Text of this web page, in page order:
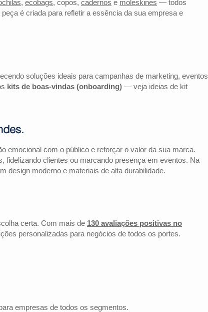
, ecobags, copos, cadernos e moleskines — todos
é criada para refletir a essência da sua empresa e
soluções ideais para campanhas de marketing, eventos
kits de boas-vindas (onboarding) — veja ideias de kit
emocional com o público e reforçar o valor da sua marca.
clientes ou marcando presença em eventos. Na
design moderno e materiais de alta durabilidade.
certa. Com mais de 130 avaliações positivas no
personalizadas para negócios de todos os portes.
empresas de todos os segmentos.